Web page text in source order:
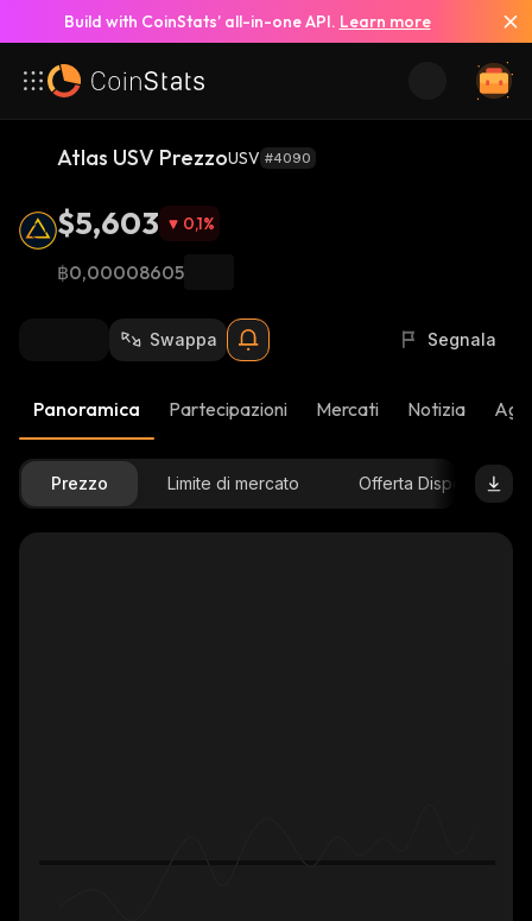
Build with CoinStats’ all-in-one API. Learn more
Atlas USV PrezzoUSV #4090
$5,603 0,1%
฿0,00008605
Swappa Segnala
Panoramica Partecipazioni Mercati Notizia
Prezzo Limite di mercato Offerta Disponibile